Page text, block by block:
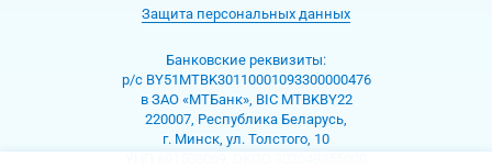
Защита персональных данных
Банковские реквизиты:
р/с BY51MTBK30110001093300000476
в ЗАО «МТБанк», BIC MTBKBY22
220007, Республика Беларусь,
г. Минск, ул. Толстого, 10